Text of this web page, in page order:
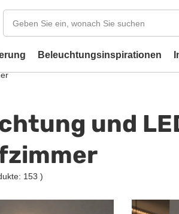
Beleuchtungsinspirationen
und
153 )